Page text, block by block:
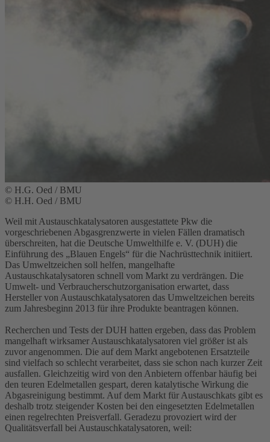
© H.G. Oed / BMU
© H.H. Oed / BMU
Weil mit Austauschkatalysatoren ausgestattete Pkw die
vorgeschriebenen Abgasgrenzwerte in vielen Fällen dramatisch
überschreiten, hat die Deutsche Umwelthilfe e. V. (DUH) die
Einführung des „Blauen Engels“ für die Nachrüsttechnik initiiert.
Das Umweltzeichen soll helfen, mangelhafte
Austauschkatalysatoren schnell vom Markt zu verdrängen. Die
Umwelt- und Verbraucherschutzorganisation erwartet, dass
Hersteller von Austauschkatalysatoren das Umweltzeichen bereits
zum Jahresbeginn 2013 für ihre Produkte beantragen können.
Recherchen und Tests der DUH hatten ergeben, dass das Problem
mangelhaft wirksamer Austauschkatalysatoren viel größer ist als
zuvor angenommen. Die auf dem Markt angebotenen Ersatzteile
sind vielfach so schlecht verarbeitet, dass sie schon nach kurzer Zeit
ausfallen. Gleichzeitig wird von den Anbietern offenbar häufig bei
den teuren Edelmetallen gespart, deren katalytische Wirkung die
Abgasreinigung bestimmt. Auf dem Markt für Austauschkats gibt es
deshalb trotz steigender Kosten bei den eingesetzten Edelmetallen
einen regelrechten Preisverfall. Geradezu provoziert wird der
Qualitätsverfall bei Austauschkatalysatoren, weil: